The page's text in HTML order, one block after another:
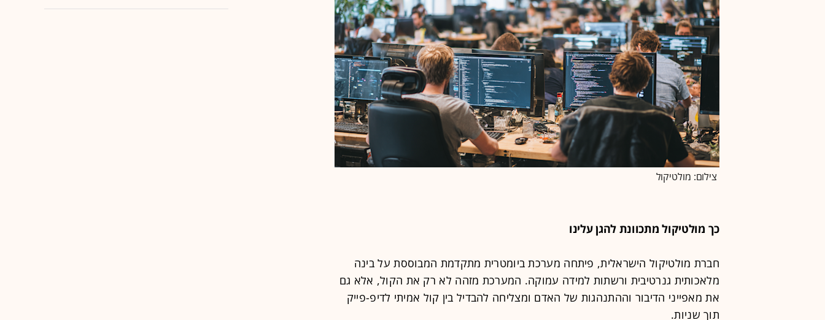
צילום: מולטיקול
כך מולטיקול מתכוונת להגן עלינו
חברת מולטיקול הישראלית, פיתחה מערכת ביומטרית מתקדמת המבוססת על בינה
מלאכותית גנרטיבית ורשתות למידה עמוקה. המערכת מזהה לא רק את הקול, אלא גם
את מאפייני הדיבור וההתנהגות של האדם ומצליחה להבדיל בין קול אמיתי לדיפ-פייק
תוך שניות.